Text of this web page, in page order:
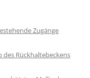
Zugänge
des Rückhalte­beckens